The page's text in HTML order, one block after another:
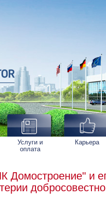
Услуги и
оплата
Карьера
Домостроение" и